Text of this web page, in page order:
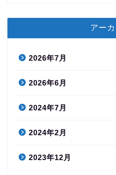
アー
2026年7月
2026年6月
2024年7月
2024年2月
2023年12月